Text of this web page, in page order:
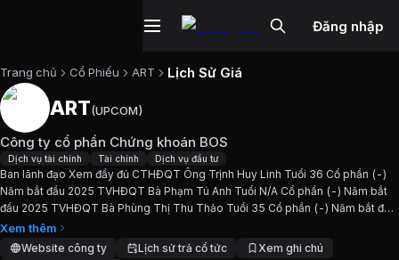
Đăng nhập
Trang chủ Cổ Phiếu ART Lịch Sử Giá
Cổ phiếuART—
Cập nhật: 7/8/2026.
Ngành:Dịch vụ tài chính, Tài chính, Dịch vụ đầu tư. Sàn:
Giới thiệuCông ty cổ phần Chứng
ART(UPCOM)
Công ty cổ phần Chứng khoán BOS
Dịch vụ tài chính Tài chính Dịch vụ đầu tư
Ban lãnh đạo Xem đầy đủ CTHĐQT Ông Trịnh Huy Linh Tuổi 36 Cổ phần (-)
Năm bắt đầu 2025 TVHĐQT Bà Phạm Tú Anh Tuổi N/A Cổ phần (-) Năm bắt
đầu 2025 TVHĐQT Bà Phùng Thị Thu Thảo Tuổi 35 Cổ phần (-) Năm bắt đầu
2025 TGĐ/TVHĐQT Ông Trịnh Thành Long Tuổi 34 Cổ...
Xem thêm
Website công ty Lịch sử trả cổ tức
Xem ghi chú